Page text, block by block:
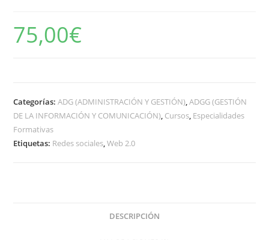
75,00€
Categorías:ADG (ADMINISTRACIÓN Y GESTIÓN),ADGG (GESTIÓN
DE LA INFORMACIÓN Y COMUNICACIÓN), Cursos, Especialidades
Formativas
Etiquetas: Redes sociales,Web 2.0
DESCRIPCIÓN